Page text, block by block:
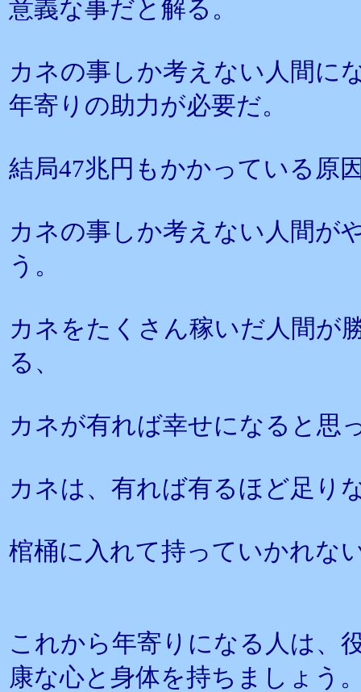
意義な事だと解る。
カネの事しか考えない人間に
年寄りの助力が必要だ。
結局47兆円もかかっている原
カネの事しか考えない人間が
う。
カネをたくさん稼いだ人間が
る、
カネが有れば幸せになると思
カネは、有れば有るほど足り
棺桶に入れて持っていかれな
これから年寄りになる人は、
康な心と身体を持ちましょう